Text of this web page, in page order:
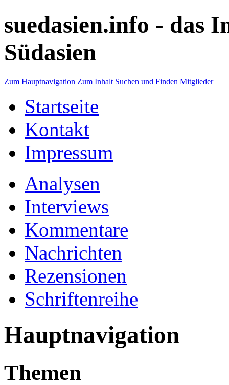
suedasien.info - das
Südasien
Zum Hauptnavigation Zum Inhalt Suchen und Finden Mitglieder
Startseite
Kontakt
Impressum
Analysen
Interviews
Kommentare
Nachrichten
Rezensionen
Schriftenreihe
Hauptnavigation
Themen